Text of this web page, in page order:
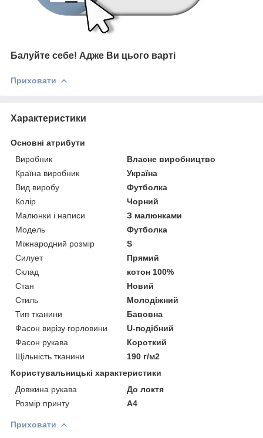
Балуйте себе! Адже Ви цього варті
Приховати
Характеристики
Основні атрибути
Виробник
Власне виробництво
Країна виробник
Україна
Вид виробу
Футболка
Колір
Чорний
Малюнки і написи
З малюнками
Модель
Футболка
Міжнародний розмір
S
Силует
Прямий
Склад
котон 100%
Стан
Новий
Стиль
Молодіжний
Тип тканини
Бавовна
Фасон вирізу горловини
U-подібний
Фасон рукава
Короткий
Щільність тканини
190 г/м2
Користувальницькі характеристики
Довжина рукава
До локтя
Розмір принту
А4
Приховати